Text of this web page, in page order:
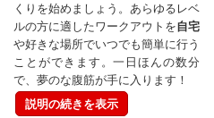
くりを始めましょう。あらゆるレベ
ルの方に適したワークアウトを自宅
や好きな場所でいつでも簡単に行う
ことができます。一日ほんの数分
で、夢のな腹筋が手に入ります！
説明の続きを表示